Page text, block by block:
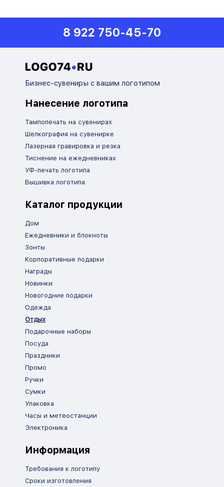
8 922 750-45-70
Бизнес-сувениры с вашим логотипом
Нанесение логотипа
Тампопечать на сувенирах
Шелкография на сувенирке
Лазерная гравировка и резка
Тиснение на ежедневниках
УФ-печать логотипа
Вышивка логотипа
Каталог продукции
Дом
Ежедневники и блокноты
Зонты
Корпоративные подарки
Награды
Новинки
Новогодние подарки
Одежда
Отдых
Подарочные наборы
Посуда
Праздники
Промо
Ручки
Сумки
Упаковка
Часы и метеостанции
Электроника
Информация
Требования к логотипу
Сроки изготовления